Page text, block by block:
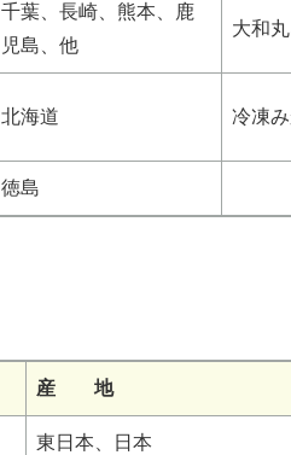
千葉、長崎、熊本、鹿
児島、他
大和
北海道 冷凍
徳島
産 地
東日本、日本